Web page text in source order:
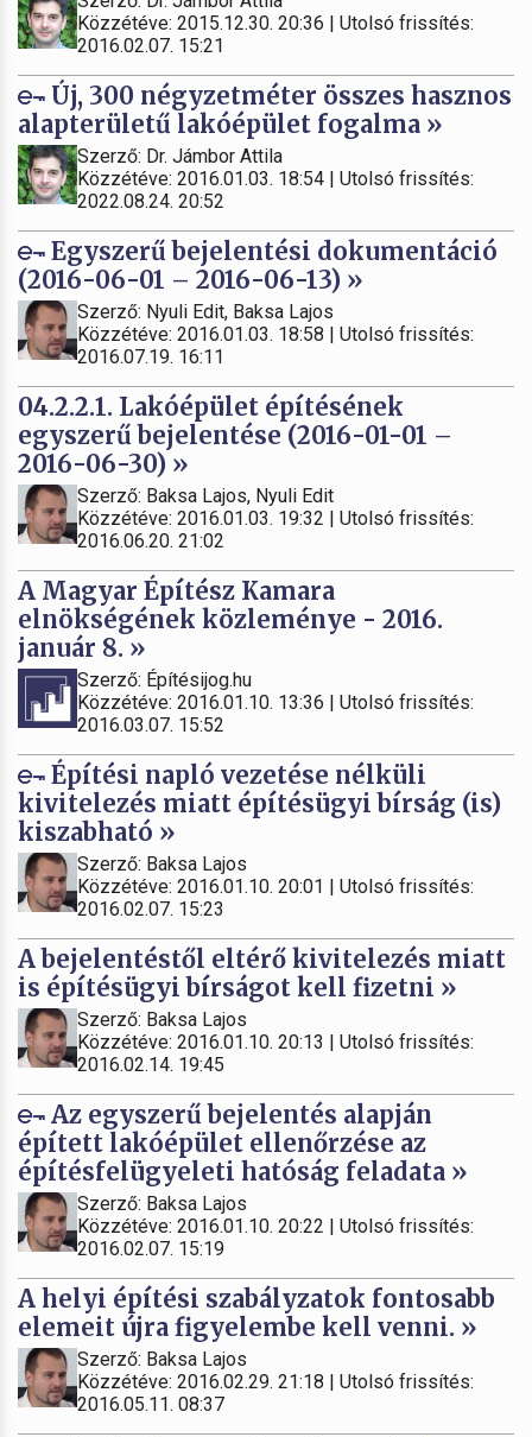
Közzétéve: 2015.12.30. 20:36 | Utolsó frissítés:
2016.02.07. 15:21
Új, 300 négyzetméter összes hasznos
alapterületű lakóépület fogalma »
Szerző: Dr. Jámbor Attila
Közzétéve: 2016.01.03. 18:54 | Utolsó frissítés:
2022.08.24. 20:52
Egyszerű bejelentési dokumentáció
(2016-06-01 – 2016-06-13) »
Szerző: Nyuli Edit, Baksa Lajos
Közzétéve: 2016.01.03. 18:58 | Utolsó frissítés:
2016.07.19. 16:11
04.2.2.1. Lakóépület építésének
egyszerű bejelentése (2016-01-01 –
2016-06-30) »
Szerző: Baksa Lajos, Nyuli Edit
Közzétéve: 2016.01.03. 19:32 | Utolsó frissítés:
2016.06.20. 21:02
A Magyar Építész Kamara
elnökségének közleménye - 2016.
január 8. »
Szerző: Építésijog.hu
Közzétéve: 2016.01.10. 13:36 | Utolsó frissítés:
2016.03.07. 15:52
Építési napló vezetése nélküli
kivitelezés miatt építésügyi bírság (is)
kiszabható »
Szerző: Baksa Lajos
Közzétéve: 2016.01.10. 20:01 | Utolsó frissítés:
2016.02.07. 15:23
A bejelentéstől eltérő kivitelezés miatt
is építésügyi bírságot kell fizetni »
Szerző: Baksa Lajos
Közzétéve: 2016.01.10. 20:13 | Utolsó frissítés:
2016.02.14. 19:45
Az egyszerű bejelentés alapján
épített lakóépület ellenőrzése az
építésfelügyeleti hatóság feladata »
Szerző: Baksa Lajos
Közzétéve: 2016.01.10. 20:22 | Utolsó frissítés:
2016.02.07. 15:19
A helyi építési szabályzatok fontosabb
elemeit újra figyelembe kell venni. »
Szerző: Baksa Lajos
Közzétéve: 2016.02.29. 21:18 | Utolsó frissítés:
2016.05.11. 08:37